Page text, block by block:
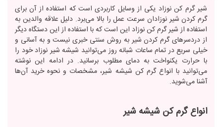
شیر گرم کن نوزاد یکی از وسایل کاربردی است که استفاده از آن برای
گرم کردن شیر نوزادان سرعت عمل را بالا می‌برد. دلیل علاقه والدین به
استفاده از شیر گرم کن نوزاد این است که با استفاده از این دستگاه دیگر
از دردسرهای گرم کردن شیر به روش سنتی خبری نیست و به ‌آسانی و
خیلی سریع در تمام ساعات شبانه روز می‌توانید شیشه شیر نوزاد خود را
با حرارت یکنواخت به دمای مطلوب برسانید. در ادامه این نوشته
می‌توانید با انواع گرم کن شیشه شیر، مشخصات و نحوه خرید آن‌ها
آشنا می‌شوید.
انواع گرم کن شیشه شیر